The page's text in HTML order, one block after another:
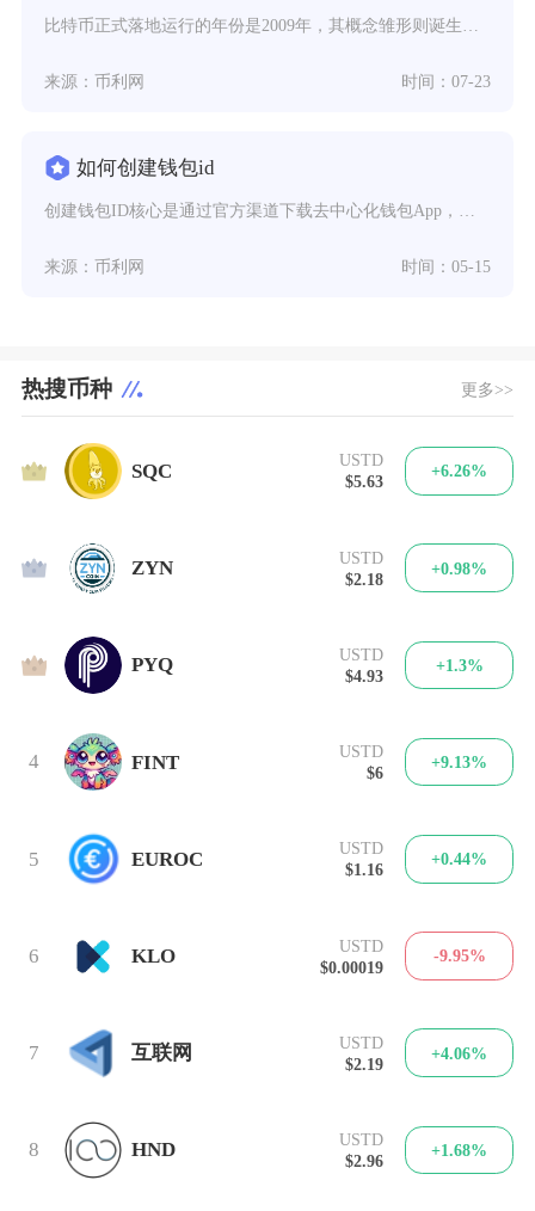
比特币正式落地运行的年份是2009年，其概念雏形则诞生于2008年，这两个时间节点也是币圈
来源：币利网 时间：07-23
如何创建钱包id
创建钱包ID核心是通过官方渠道下载去中心化钱包App，完成注册、备份助记词并验证后，即可生
来源：币利网 时间：05-15
热搜币种 更多>>
1 SQC
USTD
$5.63
+6.26%
2 ZYN
USTD
$2.18
+0.98%
3 PYQ
USTD
$4.93
+1.3%
4 FINT
USTD
$6
+9.13%
5 EUROC
USTD
$1.16
+0.44%
6 KLO
USTD
$0.00019
-9.95%
7 互联网
USTD
$2.19
+4.06%
8 HND
USTD
$2.96
+1.68%